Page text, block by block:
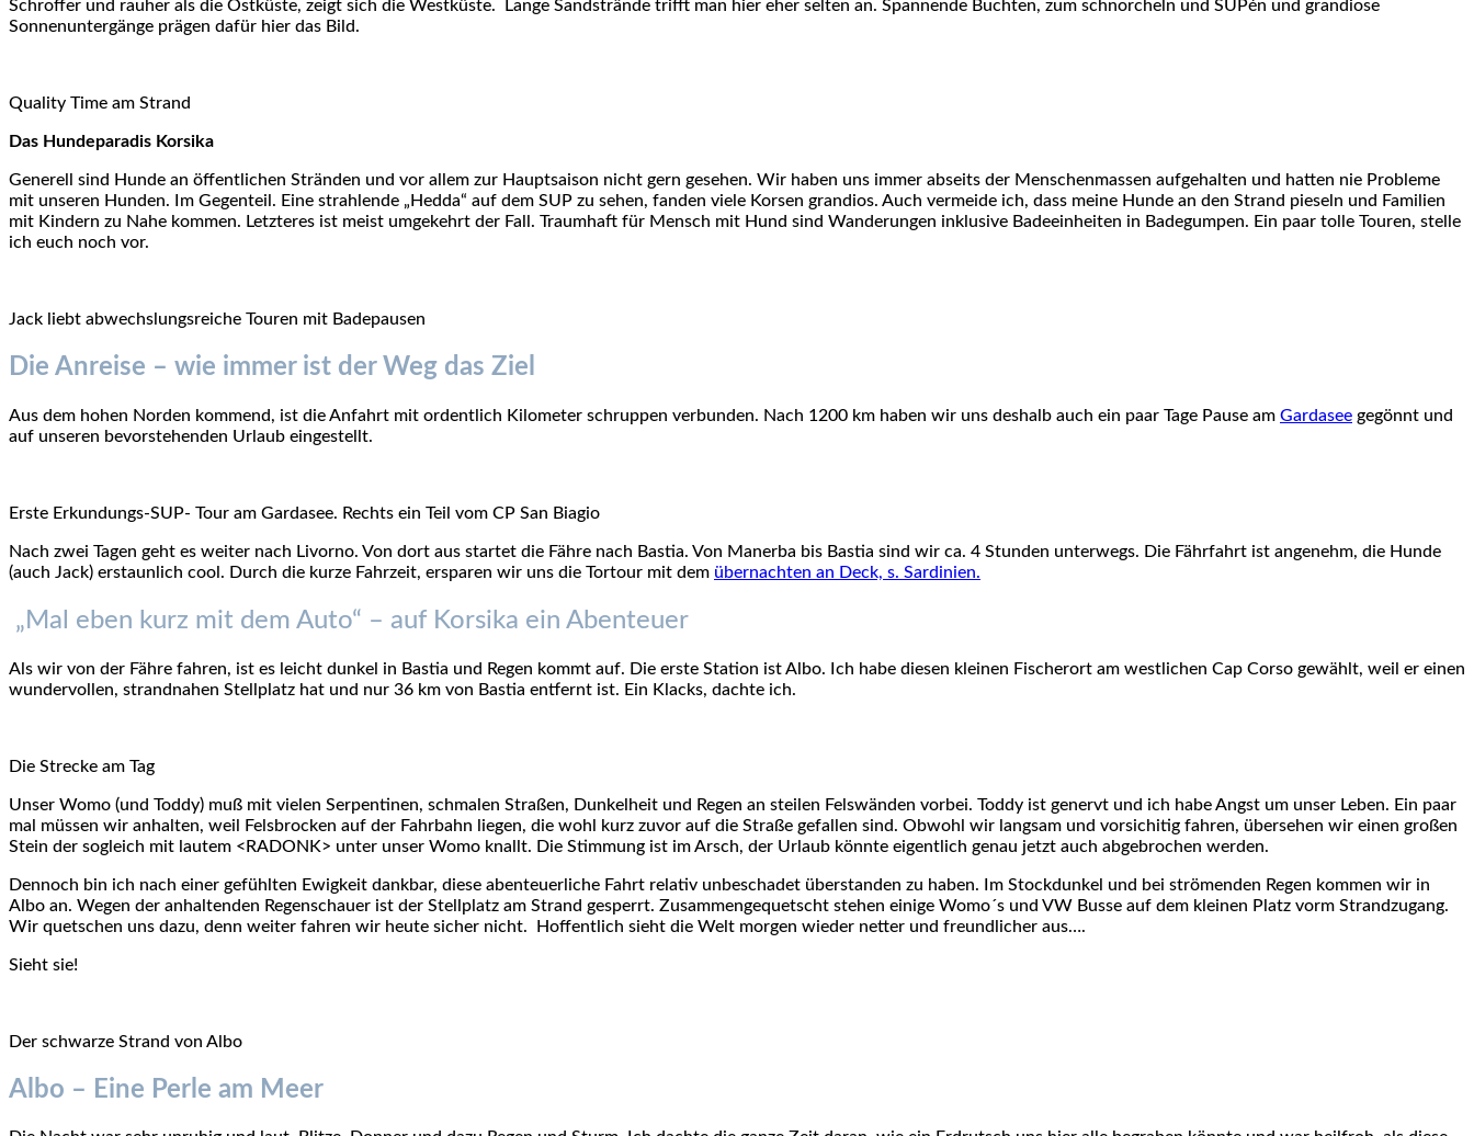
Schroffer und rauher als die Ostküste, zeigt sich die Westküste. Lange Sandstrände trifft man hier eher selten an. Spannende Buchten, zum schnorcheln und SUPén und grandiose
Sonnenuntergänge prägen dafür hier das Bild.
Quality Time am Strand
Das Hundeparadis Korsika
Generell sind Hunde an öffentlichen Stränden und vor allem zur Hauptsaison nicht gern gesehen. Wir haben uns immer abseits der Menschenmassen aufgehalten und hatten nie Probleme
mit unseren Hunden. Im Gegenteil. Eine strahlende „Hedda“ auf dem SUP zu sehen, fanden viele Korsen grandios. Auch vermeide ich, dass meine Hunde an den Strand pieseln und Familien
mit Kindern zu Nahe kommen. Letzteres ist meist umgekehrt der Fall. Traumhaft für Mensch mit Hund sind Wanderungen inklusive Badeeinheiten in Badegumpen. Ein paar tolle Touren, stelle
ich euch noch vor.
Jack liebt abwechslungsreiche Touren mit Badepausen
Die Anreise – wie immer ist der Weg das Ziel
Aus dem hohen Norden kommend, ist die Anfahrt mit ordentlich Kilometer schruppen verbunden. Nach 1200 km haben wir uns deshalb auch ein paar Tage Pause am Gardasee gegönnt und
auf unseren bevorstehenden Urlaub eingestellt.
Erste Erkundungs-SUP- Tour am Gardasee. Rechts ein Teil vom CP San Biagio
Nach zwei Tagen geht es weiter nach Livorno. Von dort aus startet die Fähre nach Bastia. Von Manerba bis Bastia sind wir ca. 4 Stunden unterwegs. Die Fährfahrt ist angenehm, die Hunde
(auch Jack) erstaunlich cool. Durch die kurze Fahrzeit, ersparen wir uns die Tortour mit dem übernachten an Deck, s. Sardinien.
„Mal eben kurz mit dem Auto“ – auf Korsika ein Abenteuer
Als wir von der Fähre fahren, ist es leicht dunkel in Bastia und Regen kommt auf. Die erste Station ist Albo. Ich habe diesen kleinen Fischerort am westlichen Cap Corso gewählt, weil er einen
wundervollen, strandnahen Stellplatz hat und nur 36 km von Bastia entfernt ist. Ein Klacks, dachte ich.
Die Strecke am Tag
Unser Womo (und Toddy) muß mit vielen Serpentinen, schmalen Straßen, Dunkelheit und Regen an steilen Felswänden vorbei. Toddy ist genervt und ich habe Angst um unser Leben. Ein paar
mal müssen wir anhalten, weil Felsbrocken auf der Fahrbahn liegen, die wohl kurz zuvor auf die Straße gefallen sind. Obwohl wir langsam und vorsichitig fahren, übersehen wir einen großen
Stein der sogleich mit lautem <RADONK> unter unser Womo knallt. Die Stimmung ist im Arsch, der Urlaub könnte eigentlich genau jetzt auch abgebrochen werden.
Dennoch bin ich nach einer gefühlten Ewigkeit dankbar, diese abenteuerliche Fahrt relativ unbeschadet überstanden zu haben. Im Stockdunkel und bei strömenden Regen kommen wir in
Albo an. Wegen der anhaltenden Regenschauer ist der Stellplatz am Strand gesperrt. Zusammengequetscht stehen einige Womo´s und VW Busse auf dem kleinen Platz vorm Strandzugang.
Wir quetschen uns dazu, denn weiter fahren wir heute sicher nicht. Hoffentlich sieht die Welt morgen wieder netter und freundlicher aus….
Sieht sie!
Der schwarze Strand von Albo
Albo – Eine Perle am Meer